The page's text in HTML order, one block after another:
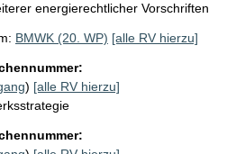
energierechtlicher Vorschriften
BMWK (20. WP) [alle RV hierzu]
) [alle RV hierzu]